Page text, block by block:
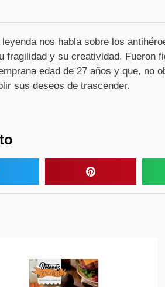
nos habla sobre los
fragilidad y su creatividad. Fueron
edad de 27 años y que, no
sus deseos de trascender.